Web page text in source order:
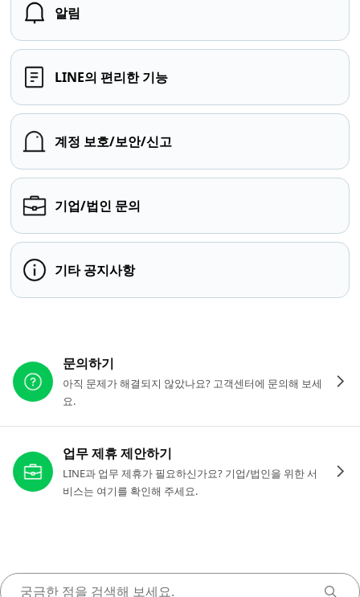
알림
LINE의 편리한 기능
계정 보호/보안/신고
기업/법인 문의
기타 공지사항
문의하기
아직 문제가 해결되지 않았나요? 고객센터에 문의해 보세
요.
업무 제휴 제안하기
LINE과 업무 제휴가 필요하신가요? 기업/법인을 위한 서
비스는 여기를 확인해 주세요.